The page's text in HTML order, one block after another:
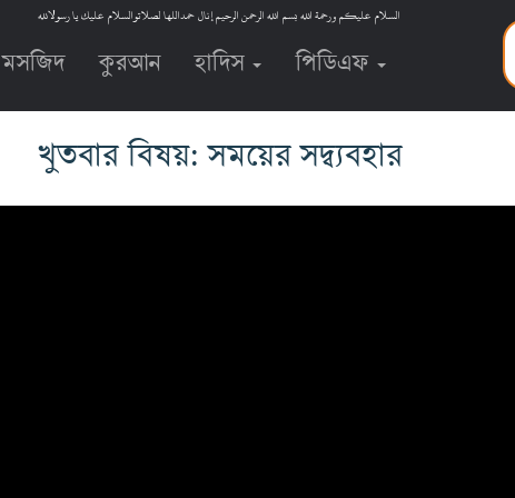
السلام عليكم ورحمة الله بسم الله الرحمن الرحيم إنال حمداللها لصلاتوالسلام عليك يا رسولالله
মসজিদ কুরআন হাদিস পিডিএফ
খুতবার বিষয়: সময়ের সদ্ব্যবহার